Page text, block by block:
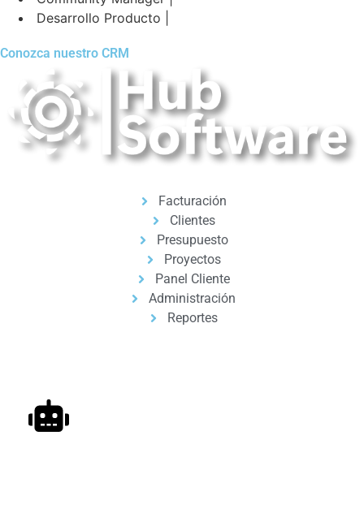
Desarrollo Producto |
Conozca nuestro CRM
Facturación
Clientes
Presupuesto
Proyectos
Panel Cliente
Administración
Reportes